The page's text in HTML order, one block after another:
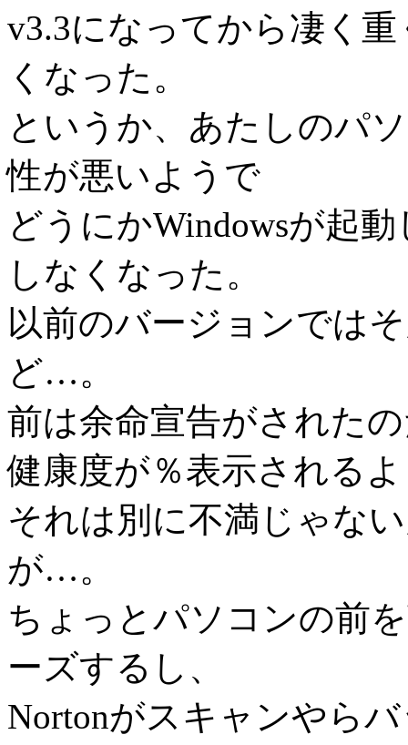
v3.3になってから凄く
くなった。
というか、あたしのパ
性が悪いようで
どうにかWindowsが起
しなくなった。
以前のバージョンでは
ど…。
前は余命宣告がされた
健康度が％表示される
それは別に不満じゃな
が…。
ちょっとパソコンの前
ーズするし、
Nortonがスキャンやら